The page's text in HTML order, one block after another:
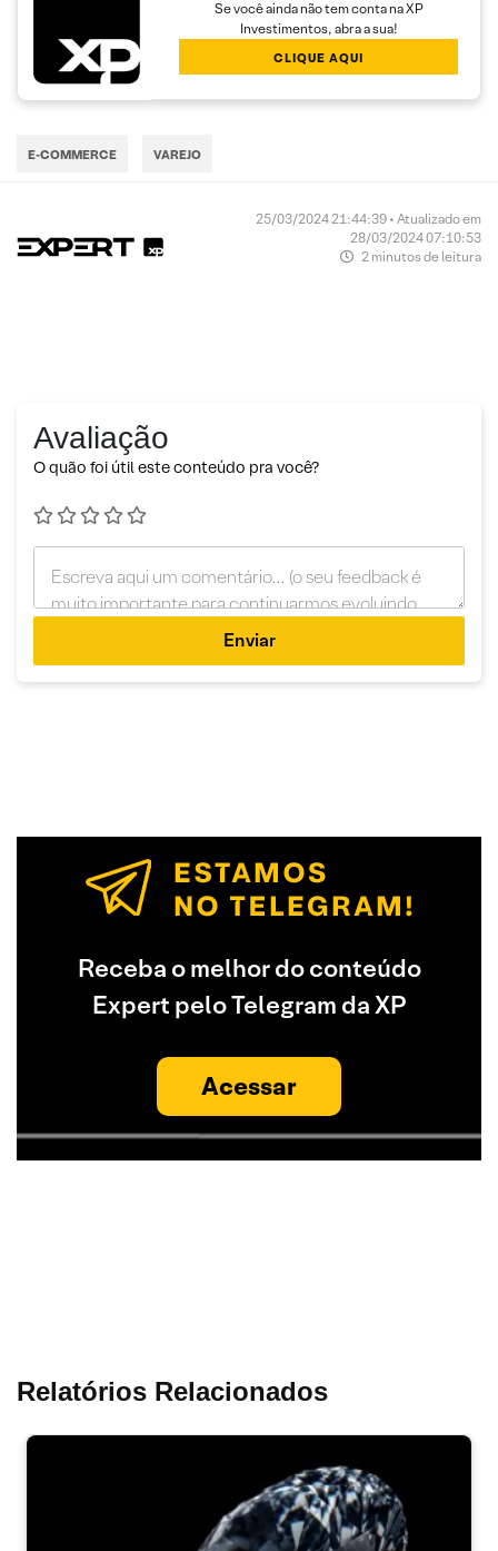
Se você ainda não tem conta na XP
Investimentos, abra a sua!
CLIQUE AQUI
E-COMMERCE VAREJO
25/03/2024 21:44:39 • Atualizado em
28/03/2024 07:10:53
2 minutos de leitura
Avaliação
O quão foi útil este conteúdo pra você?
Enviar
Receba o melhor do conteúdo
Expert pelo Telegram da XP
Acessar
Relatórios Relacionados